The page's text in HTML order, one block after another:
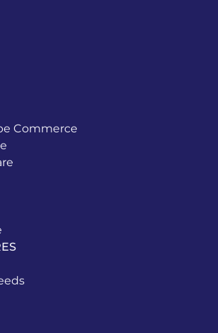
Commerce